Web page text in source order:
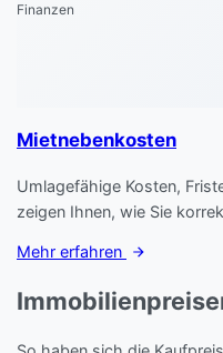
Finanzen
Mietnebenkosten
Umlagefähige Kosten,
zeigen Ihnen, wie Sie
Mehr erfahren